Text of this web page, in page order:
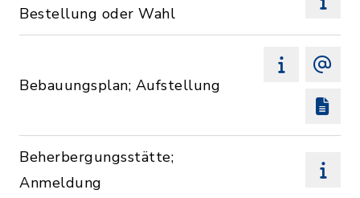
Bestellung oder Wahl
Bebauungsplan; Aufstellung
Beherbergungsstätte;
Anmeldung